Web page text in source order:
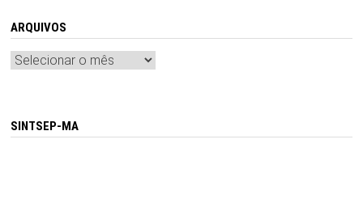
ARQUIVOS
Arquivos
SINTSEP-MA